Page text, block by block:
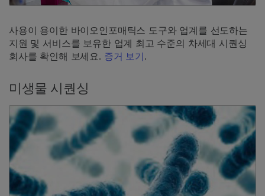
사용이 용이한 바이오인포매틱스 도구와 업계를 선도하는
지원 및 서비스를 보유한 업계 최고 수준의 차세대 시퀀싱
회사를 확인해 보세요. 증거 보기.
미생물 시퀀싱